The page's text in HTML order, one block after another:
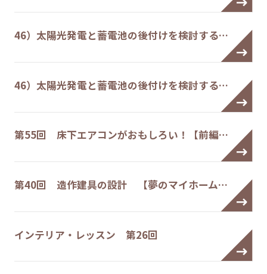
46）太陽光発電と蓄電池の後付けを検討する…
46）太陽光発電と蓄電池の後付けを検討する…
第55回 床下エアコンがおもしろい！【前編…
第40回 造作建具の設計 【夢のマイホーム…
インテリア・レッスン 第26回